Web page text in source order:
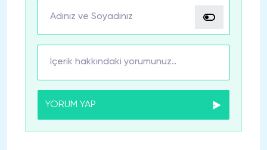
YORUM YAP